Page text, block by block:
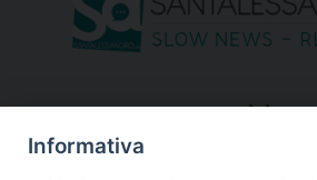
seguici su
Informativa